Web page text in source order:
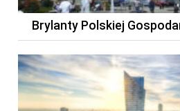
Brylanty Polskiej